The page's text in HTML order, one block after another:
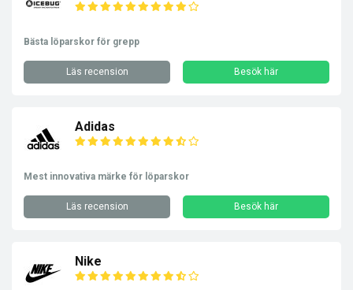
Bästa löparskor för grepp
Läs recension Besök här
Adidas
Mest innovativa märke för löparskor
Läs recension Besök här
Nike